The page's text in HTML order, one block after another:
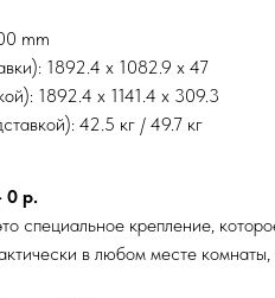
mm
1892.4 x 1082.9 x 47
1892.4 x 1141.4 x 309.3
42.5 кг / 49.7 кг
0 р.
специальное крепление,
в любом месте